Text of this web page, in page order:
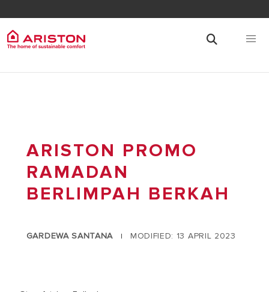
ARISTON PROMO
RAMADAN
BERLIMPAH BERKAH
GARDEWA SANTANA | MODIFIED: 13 APRIL 2023